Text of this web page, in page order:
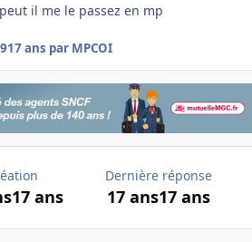
il me le passez en mp
17 ans par MPCOI
17 ans
Dernière réponse
17 ans17 ans